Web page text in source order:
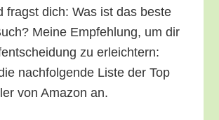
fragst dich: Was ist das bes­te
Mei­ne Emp­feh­lung, um dir
zu erleich­tern:
nach­fol­gen­de Lis­te der Top
von Ama­zon an.